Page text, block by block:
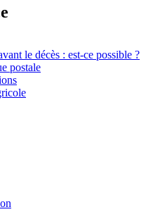
le décès : est-ce possible ?
postale